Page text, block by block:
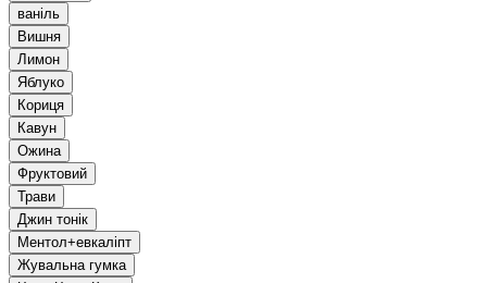
ваніль
Вишня
Лимон
Яблуко
Кориця
Кавун
Ожина
Фруктовий
Трави
Джин тонік
Ментол+евкаліпт
Жувальна гумка